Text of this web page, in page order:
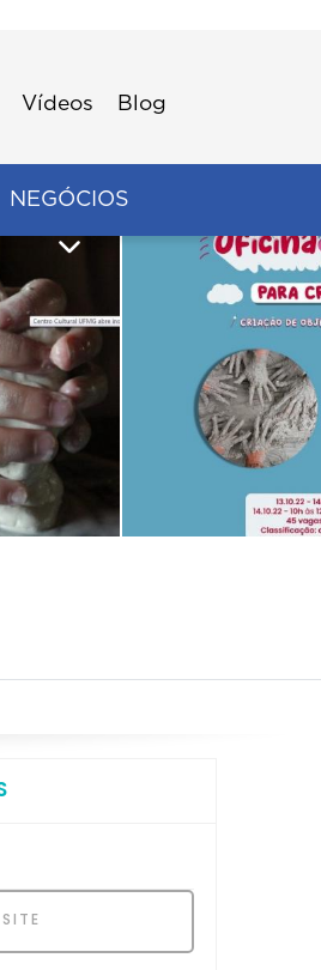
Vídeos Blog
NEGÓCIOS